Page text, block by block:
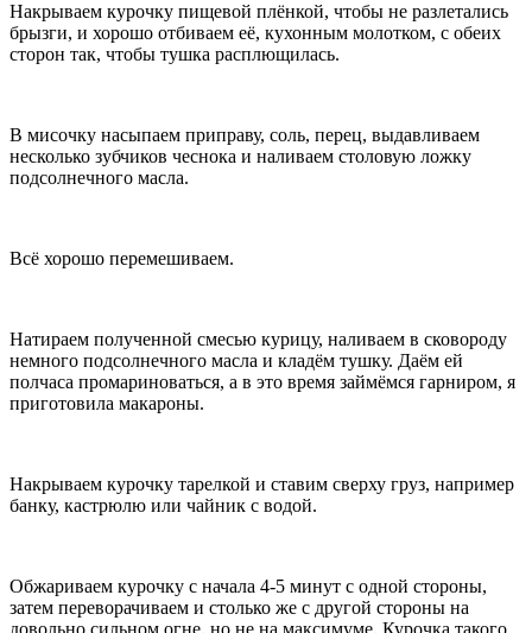
Накрываем курочку пищевой плёнкой, чтобы не разлетались
брызги, и хорошо отбиваем её, кухонным молотком, с обеих
сторон так, чтобы тушка расплющилась.
В мисочку насыпаем приправу, соль, перец, выдавливаем
несколько зубчиков чеснока и наливаем столовую ложку
подсолнечного масла.
Всё хорошо перемешиваем.
Натираем полученной смесью курицу, наливаем в сковороду
немного подсолнечного масла и кладём тушку. Даём ей
полчаса промариноваться, а в это время займёмся гарниром, я
приготовила макароны.
Накрываем курочку тарелкой и ставим сверху груз, например
банку, кастрюлю или чайник с водой.
Обжариваем курочку с начала 4-5 минут с одной стороны,
затем переворачиваем и столько же с другой стороны на